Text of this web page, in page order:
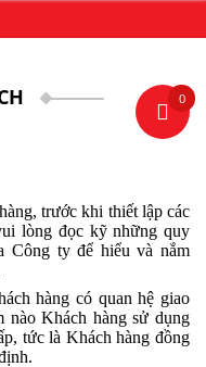
trước khi thiết lập các
lòng đọc kỹ những quy
Công ty để hiểu và nắm
hàng có quan hệ giao
Khách hàng sử dụng
tức là Khách hàng đồng
0